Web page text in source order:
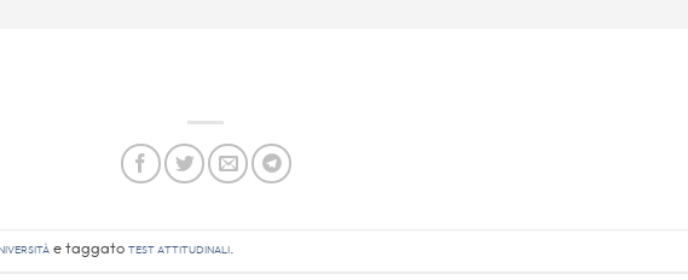
e taggato Test Attitudinali.